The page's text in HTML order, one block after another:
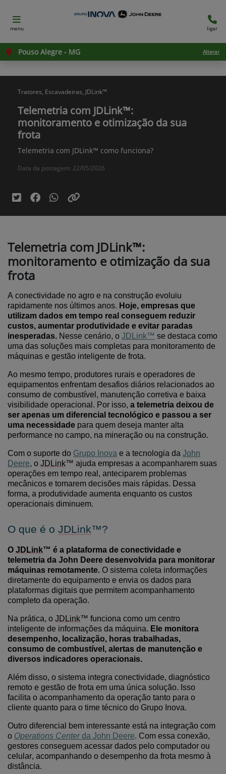
menu ligar
Pouso Alegre - MG Alterar
Tratores, Escavadeiras, JDLink™
Telemetria com JDLink™:
monitoramento e otimização da sua
frota
Telemetria com JDLink™ como funciona?
Data da postagem: 22/05/2026
Telemetria com JDLink™:
monitoramento e otimização da sua
frota
A conectividade no agro e na construção evoluiu
rapidamente nos últimos anos. Hoje, empresas que
utilizam dados em tempo real conseguem reduzir
custos, aumentar produtividade e evitar paradas
inesperadas. Nesse cenário, o JDLink™ se destaca como
uma das soluções mais completas para monitoramento de
máquinas e gestão inteligente de frota.
Ao mesmo tempo, produtores rurais e operadores de
equipamentos enfrentam desafios diários relacionados ao
consumo de combustível, manutenção corretiva e baixa
visibilidade operacional. Por isso, a telemetria deixou de
ser apenas um diferencial tecnológico e passou a ser
uma necessidade para quem deseja manter alta
performance no campo, na mineração ou na construção.
Com o suporte do Grupo Inova e a tecnologia da John
Deere, o JDLink™ ajuda empresas a acompanharem suas
operações em tempo real, anteciparem problemas
mecânicos e tomarem decisões mais rápidas. Dessa
forma, a produtividade aumenta enquanto os custos
operacionais diminuem.
O que é o JDLink™?
O JDLink™ é a plataforma de conectividade e
telemetria da John Deere desenvolvida para monitorar
máquinas remotamente. O sistema coleta informações
diretamente do equipamento e envia os dados para
plataformas digitais que permitem acompanhamento
completo da operação.
Na prática, o JDLink™ funciona como um centro
inteligente de informações da máquina. Ele monitora
desempenho, localização, horas trabalhadas,
consumo de combustível, alertas de manutenção e
diversos indicadores operacionais.
Além disso, o sistema integra conectividade, diagnóstico
remoto e gestão de frota em uma única solução. Isso
facilita o acompanhamento da operação tanto para o
cliente quanto para o time técnico do Grupo Inova.
Outro diferencial bem interessante está na integração com
o Operations Centerda John Deere. Com essa conexão,
gestores conseguem acessar dados pelo computador ou
celular, acompanhando o desempenho da frota mesmo à
distância.